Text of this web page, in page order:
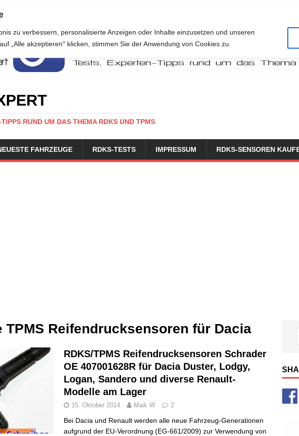
zu verbessern, personalisierte Anzeigen oder Inhalte einzusetzen und unseren
„Alle akzeptieren" klicken, stimmen Sie der Anwendung von Cookies zu.
RUND UM DAS THEMA RDKS UND TPMS
FAHRZEUGE RDKS-TESTS IMPRESSUM RDKS-SENSOREN
TPMS Reifendrucksensoren für Dacia
RDKS/TPMS Reifendrucksensoren Schrader
OE 407001628R für Dacia Duster, Lodgy,
Logan, Sandero und diverse Renault-
Modelle am Lager
15. Oktober 2014 Maik W 2
Bei Dacia und Renault werden alle neue Fahrzeug-Generationen
aufgrund der EU-Verordnung (EG-661/2009) zur Verwendung von